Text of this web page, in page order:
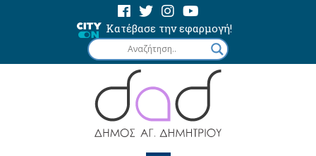
Κατέβασε την εφαρμογή!